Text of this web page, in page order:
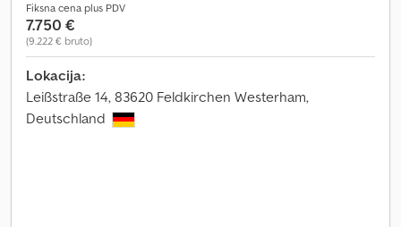
Fiksna cena plus PDV
7.750 €
(9.222 € bruto)
Lokacija:
Leißstraße 14, 83620 Feldkirchen Westerham,
Deutschland